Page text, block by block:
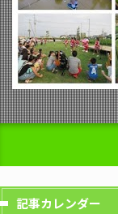
記事カレンダー